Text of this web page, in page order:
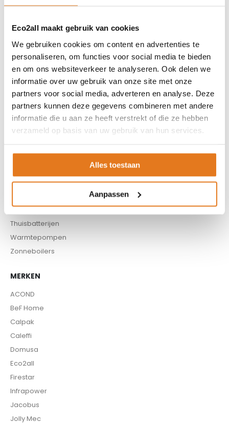
Eco2all maakt gebruik van cookies
We gebruiken cookies om content en advertenties te
personaliseren, om functies voor social media te bieden
en om ons websiteverkeer te analyseren. Ook delen we
informatie over uw gebruik van onze site met onze
partners voor social media, adverteren en analyse. Deze
partners kunnen deze gegevens combineren met andere
informatie die u aan ze heeft verstrekt of die ze hebben
verzameld op basis van uw gebruik van hun services.
Alles toestaan
Aanpassen
Appendages
Biomassa ketels
Boilers
Buffervaten
Controllers
CV haard
CV pellet kachels
Infrarood panelen
Kachels
Pellet kachels
Rookkanaal
Thuisbatterijen
Warmtepompen
Zonneboilers
MERKEN
ACOND
BeF Home
Calpak
Caleffi
Domusa
Eco2all
Firestar
Infrapower
Jacobus
Jolly Mec